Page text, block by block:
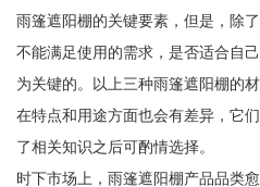
雨篷遮阳棚的关键要素，但是，除
不能满足使用的需求，是否适合自
为关键的。以上三种雨篷遮阳棚的
在特点和用途方面也会有差异，它
了相关知识之后可酌情选择。
时下市场上，雨篷遮阳棚产品品类